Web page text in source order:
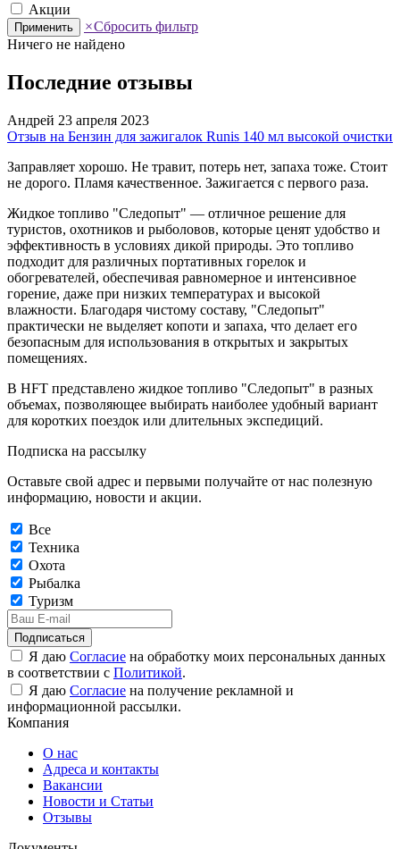
Акции
Применить ×Сбросить фильтр
Ничего не найдено
Последние отзывы
Андрей 23 апреля 2023
Отзыв на Бензин для зажигалок Runis 140 мл высокой очистки
Заправляет хорошо. Не травит, потерь нет, запаха тоже. Стоит
не дорого. Пламя качественное. Зажигается с первого раза.
Жидкое топливо "Следопыт" — отличное решение для
туристов, охотников и рыболовов, которые ценят удобство и
эффективность в условиях дикой природы. Это топливо
подходит для различных портативных горелок и
обогревателей, обеспечивая равномерное и интенсивное
горение, даже при низких температурах и высокой
влажности. Благодаря чистому составу, "Следопыт"
практически не выделяет копоти и запаха, что делает его
безопасным для использования в открытых и закрытых
помещениях.
В HFT представлено жидкое топливо "Следопыт" в разных
объемах, позволяющее выбирать наиболее удобный вариант
для коротких поездок или длительных экспедиций.
Подписка на рассылку
Оставьте свой адрес и первыми получайте от нас полезную
информацию, новости и акции.
Все
Техника
Охота
Рыбалка
Туризм
Подписаться
Я даю Согласие на обработку моих персональных данных
в соответствии с Политикой.
Я даю Согласие на получение рекламной и
информационной рассылки.
Компания
О нас
Адреса и контакты
Вакансии
Новости и Статьи
Отзывы